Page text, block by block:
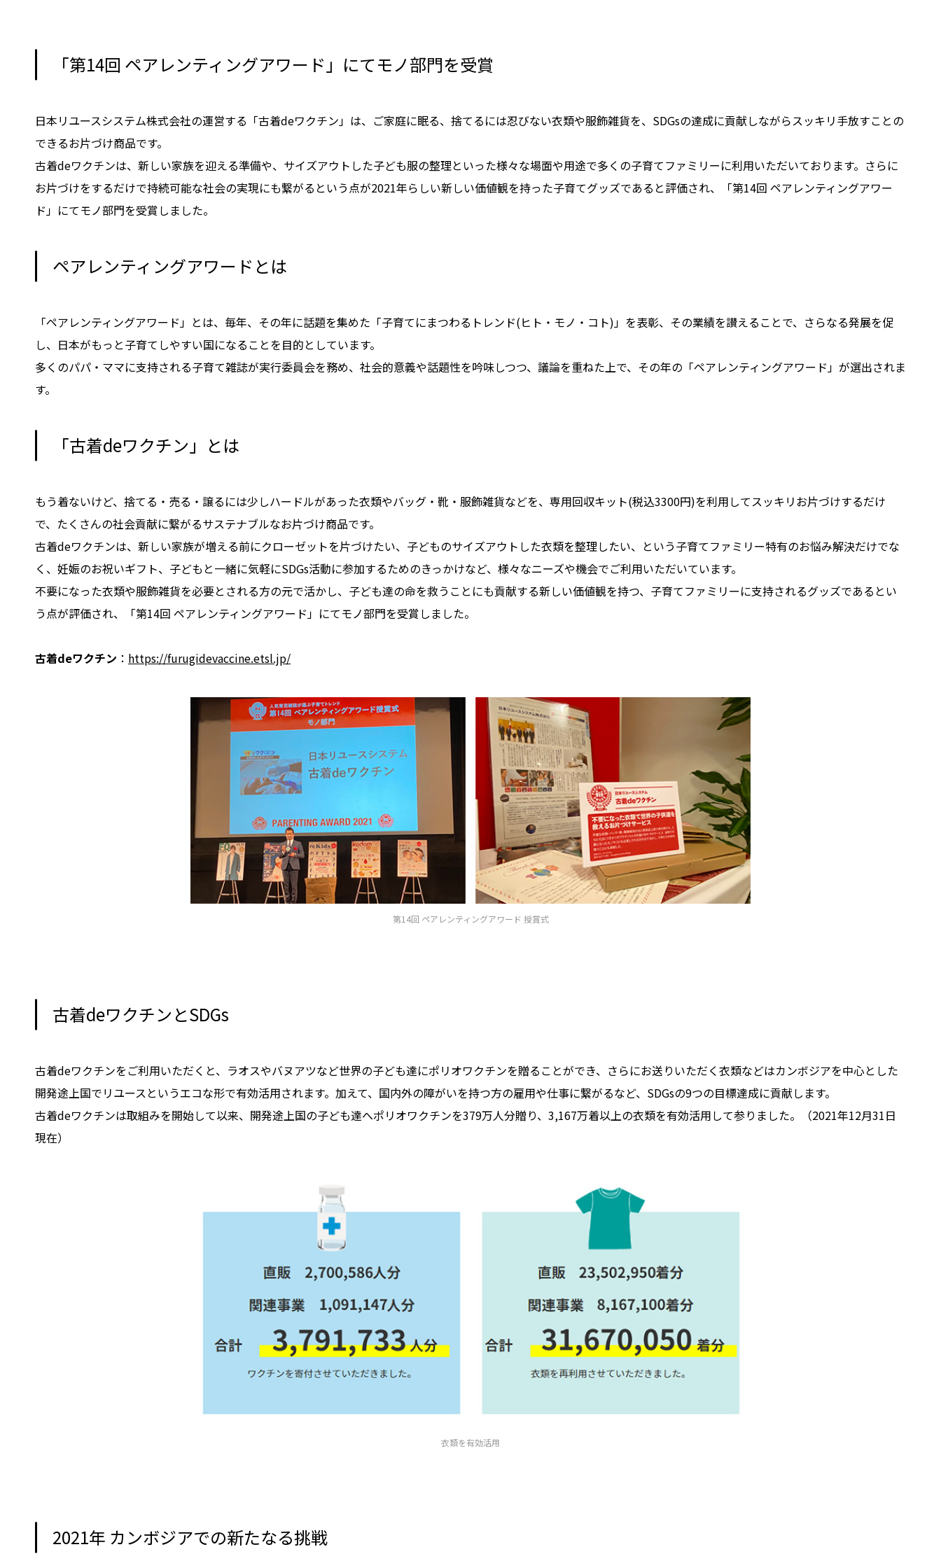
「第14回 ペアレンティングアワード」にてモノ部門を受賞
日本リユースシステム株式会社の運営する「古着deワクチン」は、ご家庭に眠る、捨てるには忍びない衣類や服飾雑貨を、SDGsの達成に貢献しながらスッキリ手放すことの
できるお片づけ商品です。
古着deワクチンは、新しい家族を迎える準備や、サイズアウトした子ども服の整理といった様々な場面や用途で多くの子育てファミリーに利用いただいております。さらに
お片づけをするだけで持続可能な社会の実現にも繋がるという点が2021年らしい新しい価値観を持った子育てグッズであると評価され、
「第14回 ペアレンティングアワー
ド」にてモノ部門を受賞しました。
ペアレンティングアワードとは
「ペアレンティングアワード」とは、毎年、その年に話題を集めた「⼦育てにまつわるトレンド(ヒト・モノ・コト)」を表彰、その業績を讃えることで、さらなる発展を促
し、⽇本がもっと⼦育てしやすい国になることを⽬的としています。
多くのパパ・ママに⽀持される⼦育て雑誌が実⾏委員会を務め、社会的意義や話題性を吟味しつつ、議論を重ねた上で、その年の「ペアレンティングアワード」が選出されま
す。
「古着deワクチン」とは
もう着ないけど、捨てる・売る・譲るには少しハードルがあった⾐類やバッグ・靴・服飾雑貨などを、専用回収キット(税込3300円)を利用してスッキリお片づけするだけ
で、たくさんの社会貢献に繋がるサステナブルなお⽚づけ商品です。
古着deワクチンは、新しい家族が増える前にクローゼットを片づけたい、子どものサイズアウトした衣類を整理したい、という子育てファミリー特有のお悩み解決だけでな
く、妊娠のお祝いギフト、子どもと一緒に気軽にSDGs活動に参加するためのきっかけなど、様々なニーズや機会でご利用いただいています。
不要になった衣類や服飾雑貨を必要とされる⽅の元で活かし、⼦ども達の命を救うことにも貢献する新しい価値観を持つ、子育てファミリーに支持されるグッズであるとい
う点が評価され、「第14回 ペアレンティングアワード」にてモノ部門を受賞しました。
古着deワクチン ： https://furugidevaccine.etsl.jp/
第14回 ペアレンティングアワード 授賞式
古着deワクチンとSDGs
古着deワクチンをご利用いただくと、ラオスやバヌアツなど世界の子ども達にポリオワクチンを贈ることができ、さらにお送りいただく⾐類などはカンボジアを中心とした
開発途上国でリユースというエコな形で有効活用されます。加えて、国内外の障がいを持つ方の雇用や仕事に繋がるなど、SDGsの9つの目標達成に貢献します。
古着deワクチンは取組みを開始して以来、開発途上国の⼦ども達へポリオワクチンを379万⼈分贈り、3,167万着以上の⾐類を有効活⽤して参りました。（2021年12⽉31⽇
現在）
⾐類を有効活⽤
2021年 カンボジアでの新たなる挑戦